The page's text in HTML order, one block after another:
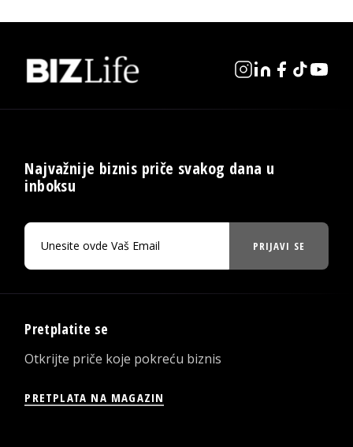
Najvažnije biznis priče svakog dana u
inboksu
PRIJAVI SE
Pretplatite se
Otkrijte priče koje pokreću biznis
PRETPLATA NA MAGAZIN